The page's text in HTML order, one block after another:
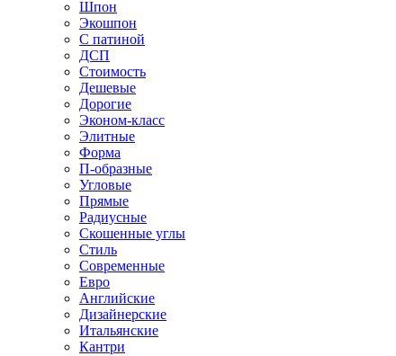
Шпон
Экошпон
С патиной
ДСП
Стоимость
Дешевые
Дорогие
Эконом-класс
Элитные
Форма
П-образные
Угловые
Прямые
Радиусные
Скошенные углы
Стиль
Современные
Евро
Английские
Дизайнерские
Итальянские
Кантри